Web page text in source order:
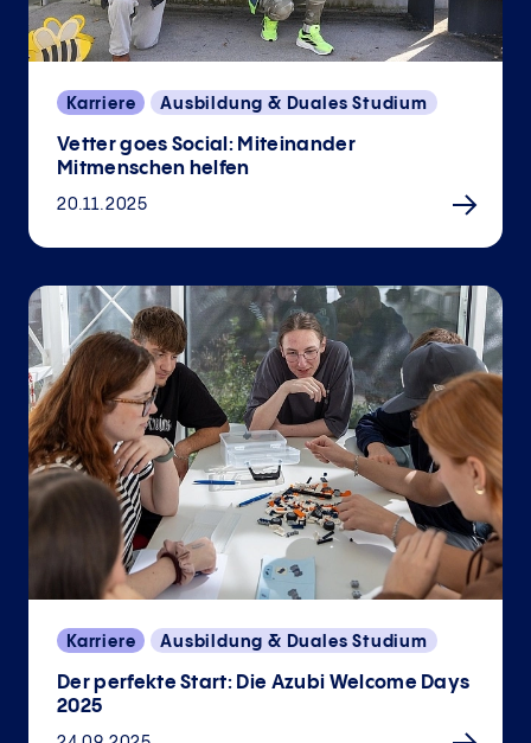
Karriere Ausbildung & Duales Studium
Vetter goes Social: Miteinander
Mitmenschen helfen
20.11.2025
Karriere Ausbildung & Duales Studium
Der perfekte Start: Die Azubi Welcome Days
2025